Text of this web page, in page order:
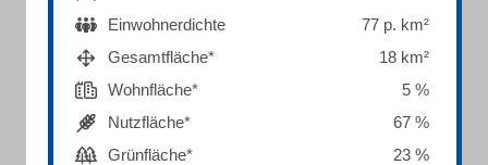
Einwohnerdichte
77 p. km²
Gesamtfläche*
18 km²
Wohnfläche*
5 %
Nutzfläche*
67 %
Grünfläche*
23 %